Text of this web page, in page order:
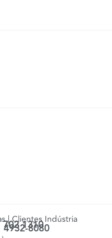
| Clientes Indústria
1310
4932-8080